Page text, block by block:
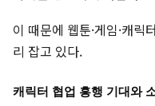
이 때문에 웹툰·게임·캐
리 잡고 있다.
캐릭터 협업 흥행 기대와